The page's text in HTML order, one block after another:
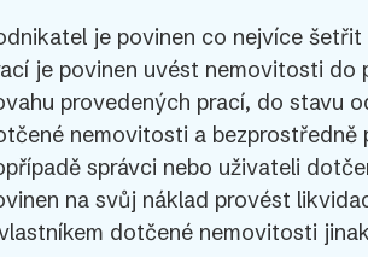
je povinen co nejvíce
je povinen uvést nemovitosti do
provedených prací, do stavu
nemovitosti a
správci nebo uživateli
na svůj náklad provést
dotčené nemovitosti